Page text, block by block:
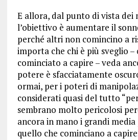
E allora, dal punto di vista dei
l’obiettivo è aumentare il
perché altri non comincino a
importa che chi è più sveglio –
cominciato a capire – veda
potere è sfacciatamente
ormai, per i poteri di
considerati quasi del tutto
sembrano molto pericolosi
ancora in mano i grandi
quello che cominciano a